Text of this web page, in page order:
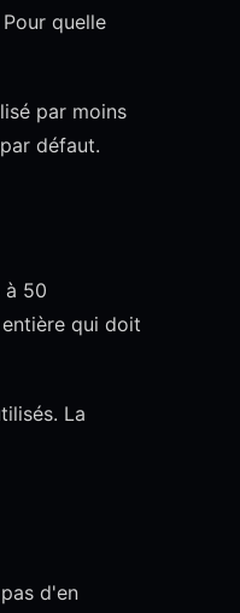
quelle
par moins
défaut.
à 50
qui doit
La
d'en